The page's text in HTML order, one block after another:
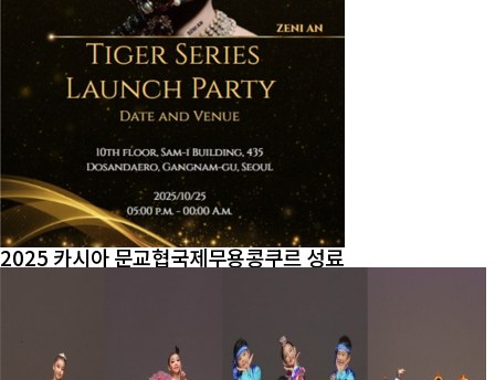
2025 카시아 문교협국제무용콩쿠르 성료